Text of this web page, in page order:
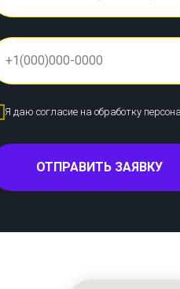
Я даю согласие на обработку
ОТПРАВИТЬ ЗАЯВКУ